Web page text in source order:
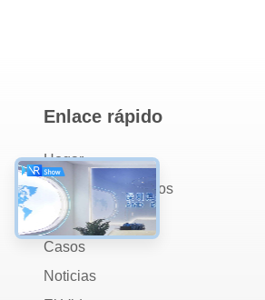
Enlace rápido
Hogar
Acerca De Nosotros
Productos
Casos
Noticias